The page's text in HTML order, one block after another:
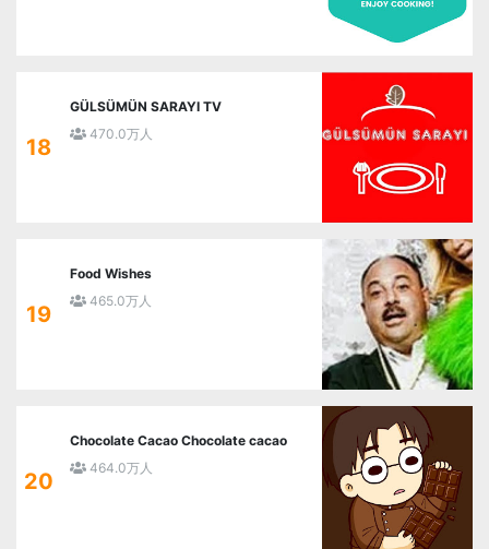
18
GÜLSÜMÜN SARAYI TV
470.0万人
19
Food Wishes
465.0万人
20
Chocolate Cacao Chocolate cacao
464.0万人